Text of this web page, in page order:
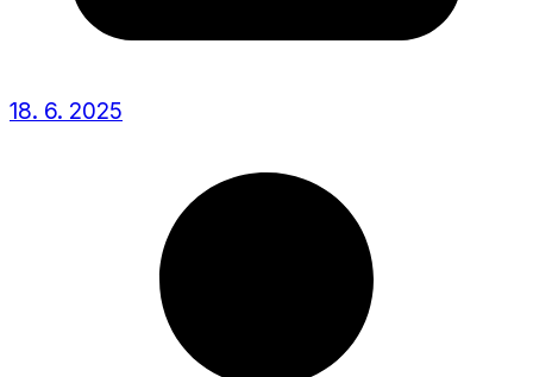
18. 6. 2025